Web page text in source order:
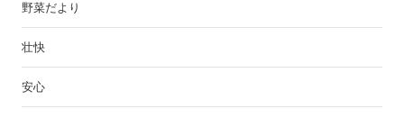
野菜だより
壮快
安心